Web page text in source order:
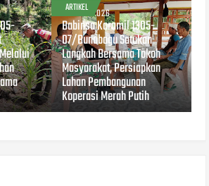
ARTIKEL
AUG 04, 2026
Babinsa Koramil 1305-
07/Bunobogu Satukan
Langkah Bersama Tokoh
Masyarakat, Persiapkan
Lahan Pembangunan
Koperasi Merah Putih